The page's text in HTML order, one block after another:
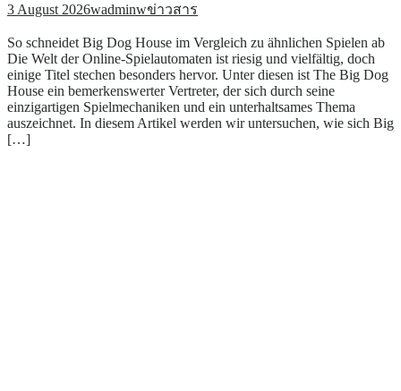
3 August 2026wadminwข่าวสาร
So schneidet Big Dog House im Vergleich zu ähnlichen Spielen ab
Die Welt der Online-Spielautomaten ist riesig und vielfältig, doch
einige Titel stechen besonders hervor. Unter diesen ist The Big Dog
House ein bemerkenswerter Vertreter, der sich durch seine
einzigartigen Spielmechaniken und ein unterhaltsames Thema
auszeichnet. In diesem Artikel werden wir untersuchen, wie sich Big
[…]